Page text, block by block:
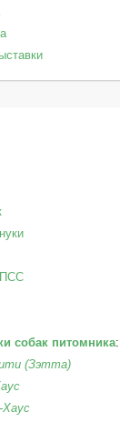
ПСС
собак питомника:
(Зэтта)